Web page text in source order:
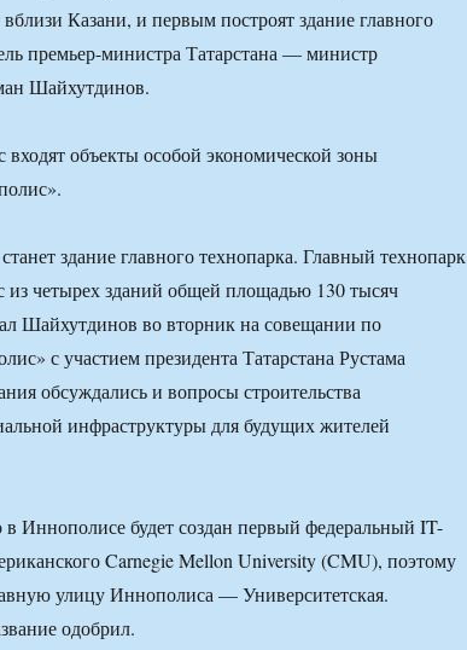
Казани, и первым построят здание главного
премьер-министра Татарстана — министр
Шайхутдинов.
объекты особой экономической зоны
здание главного технопарка. Главный технопарк
из четырех зданий общей площадью 130 тысяч
Шайхутдинов во вторник на совещании по
с участием президента Татарстана Рустама
обсуждались и вопросы строительства
инфраструктуры для будущих жителей
Иннополисе будет создан первый федеральный IT-
Carnegie Mellon University (CMU), поэтому
улицу Иннополиса — Университетская.
одобрил.